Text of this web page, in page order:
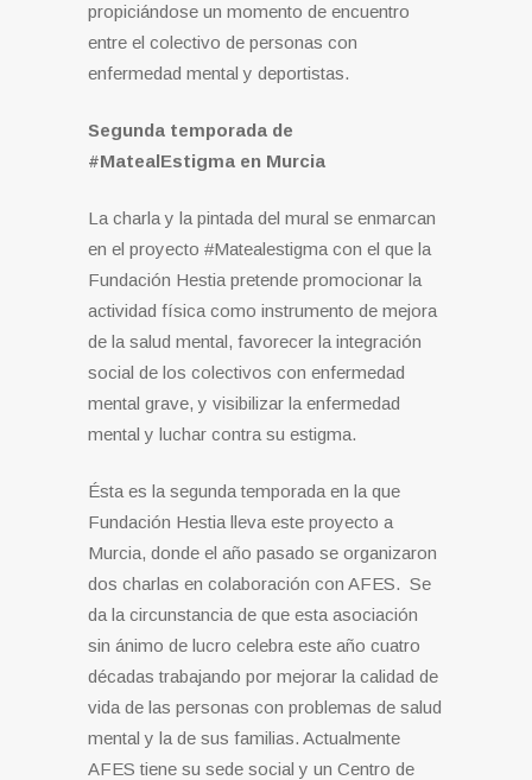
propiciándose un momento de encuentro
entre el colectivo de personas con
enfermedad mental y deportistas.
Segunda temporada de
#MatealEstigma en Murcia
La charla y la pintada del mural se enmarcan
en el proyecto #Matealestigma con el que la
Fundación Hestia pretende promocionar la
actividad física como instrumento de mejora
de la salud mental, favorecer la integración
social de los colectivos con enfermedad
mental grave, y visibilizar la enfermedad
mental y luchar contra su estigma.
Ésta es la segunda temporada en la que
Fundación Hestia lleva este proyecto a
Murcia, donde el año pasado se organizaron
dos charlas en colaboración con AFES. Se
da la circunstancia de que esta asociación
sin ánimo de lucro celebra este año cuatro
décadas trabajando por mejorar la calidad de
vida de las personas con problemas de salud
mental y la de sus familias. Actualmente
AFES tiene su sede social y un Centro de